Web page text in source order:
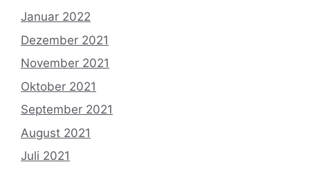
Januar 2022
Dezember 2021
November 2021
Oktober 2021
September 2021
August 2021
Juli 2021